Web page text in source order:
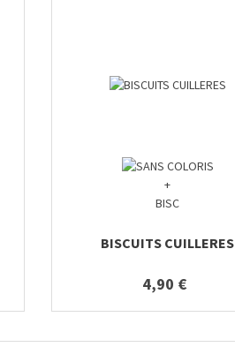
+
BISC
BISCUITS CUILLERES
4,90 €